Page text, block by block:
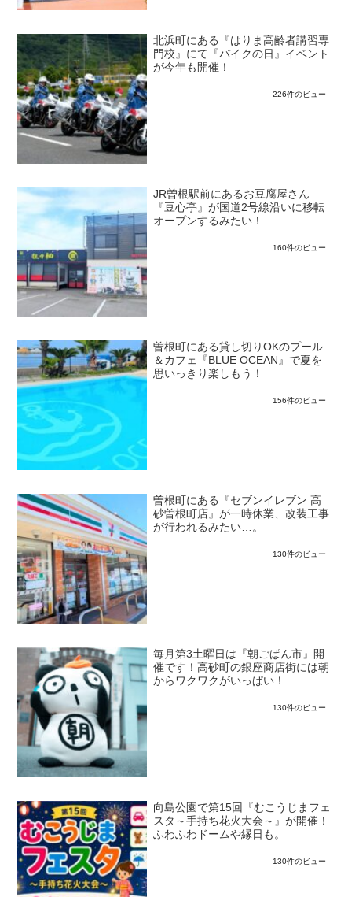
北浜町にある『はりま高齢者講習専
門校』にて『バイクの日』イベント
が今年も開催！
226件のビュー
JR曽根駅前にあるお豆腐屋さん
『豆心亭』が国道2号線沿いに移転
オープンするみたい！
160件のビュー
曽根町にある貸し切りOKのプール
＆カフェ『BLUE OCEAN』で夏を
思いっきり楽しもう！
156件のビュー
曽根町にある『セブンイレブン 高
砂曽根町店』が一時休業、改装工事
が行われるみたい…。
130件のビュー
毎月第3土曜日は『朝ごぱん市』開
催です！高砂町の銀座商店街には朝
からワクワクがいっぱい！
130件のビュー
向島公園で第15回『むこうじまフェ
スタ～手持ち花火大会～』が開催！
ふわふわドームや縁日も。
130件のビュー